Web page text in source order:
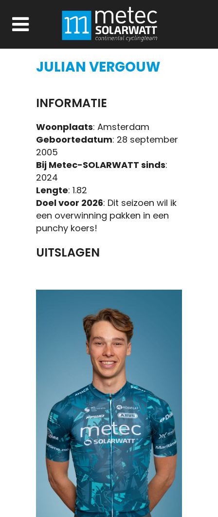
JULIAN VERGOUW
INFORMATIE
Woonplaats: Amsterdam
Geboortedatum: 28 september
2005
Bij Metec-SOLARWATT sinds:
2024
Lengte: 1.82
Doel voor 2026: Dit seizoen wil ik
een overwinning pakken in een
punchy koers!
UITSLAGEN